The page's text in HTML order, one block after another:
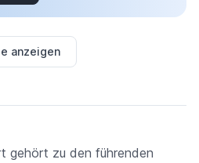
anzeigen
gehört zu den führenden